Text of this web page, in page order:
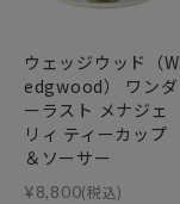
ウェッジウッド（W
edgwood） ワンダ
ーラスト メナジェ
リィ ティーカップ
＆ソーサー
¥8,800(税込)